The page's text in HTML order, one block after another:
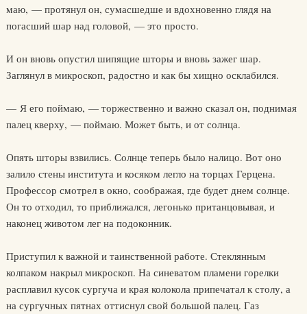
маю, — протянул он, сумасшедше и вдохновенно глядя на
погасший шар над головой, — это просто.
И он вновь опустил шипящие шторы и вновь зажег шар.
Заглянул в микроскоп, радостно и как бы хищно осклабился.
— Я его поймаю, — торжественно и важно сказал он, поднимая
палец кверху, — поймаю. Может быть, и от солнца.
Опять шторы взвились. Солнце теперь было налицо. Вот оно
залило стены института и косяком легло на торцах Герцена.
Профессор смотрел в окно, соображая, где будет днем солнце.
Он то отходил, то приближался, легонько пританцовывая, и
наконец животом лег на подоконник.
Приступил к важной и таинственной работе. Стеклянным
колпаком накрыл микроскоп. На синеватом пламени горелки
расплавил кусок сургуча и края колокола припечатал к столу, а
на сургучных пятнах оттиснул свой большой палец. Газ